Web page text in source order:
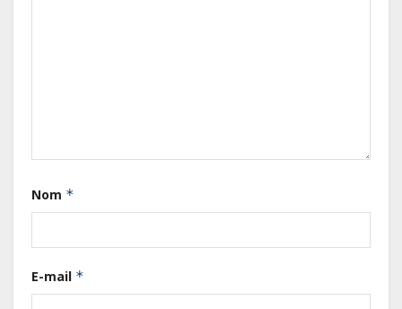
Nom *
E-mail *
Gabon : L’activité économique a